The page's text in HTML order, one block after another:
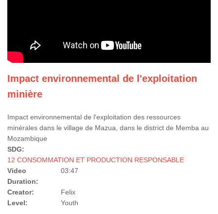
Impact environnemental de l'exploitation
minière
Impact environnemental de l'exploitation des ressources
minérales dans le village de Mazua, dans le district de Memba au
Mozambique
SDG:
12 CONSOMMATION ET PRODUCTION RESPONSABLE
Video
Duration:
03:47
Creator:
Felix
Level:
Youth